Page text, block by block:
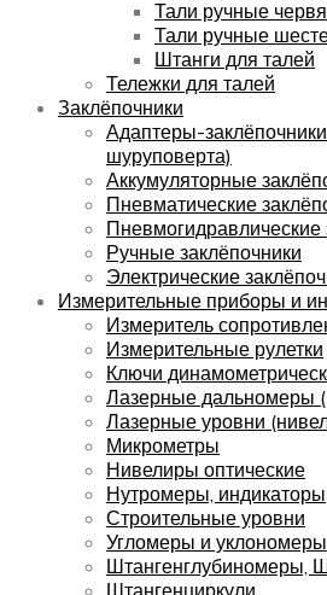
Тали ручные
Тали ручные
Штанги для талей
Тележки для талей
Заклёпочники
Адаптеры-
шуруповерта)
Аккумуляторные
Пневматические
Пневмогидравлические
Ручные заклёпочники
Электрические
Измерительные приборы и
Измеритель
Измерительные рулетки
Ключи
Лазерные дальномеры
Лазерные уровни
Микрометры
Нивелиры оптические
Нутромеры, индикаторы
Строительные уровни
Угломеры и уклономеры
Штангенглубиномеры,
Штангенциркули